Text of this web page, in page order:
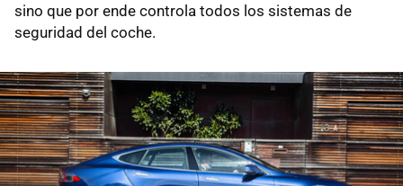
sino que por ende controla todos los sistemas de
seguridad del coche.